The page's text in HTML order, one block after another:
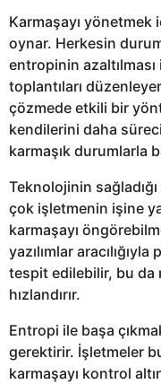
Karmaşayı
oynar. Herkesin
entropinin
toplantıları
çözmede etkili bir
kendilerini daha
karmaşık durumlarla
Teknolojinin
çok işletmenin işine
karmaşayı
yazılımlar
tespit edilebilir, bu da
hızlandırır.
Entropi ile başa
gerektirir. İşletmeler
karmaşayı kontrol